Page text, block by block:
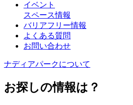
イベント
スペース情報
バリアフリー情報
よくある質問
お問い合わせ
ナディアパークについて
お探しの情報は？